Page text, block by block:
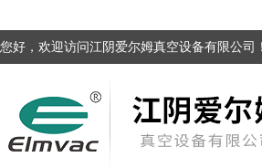
您好，欢迎访问江阴爱尔姆真空设备有限公司！